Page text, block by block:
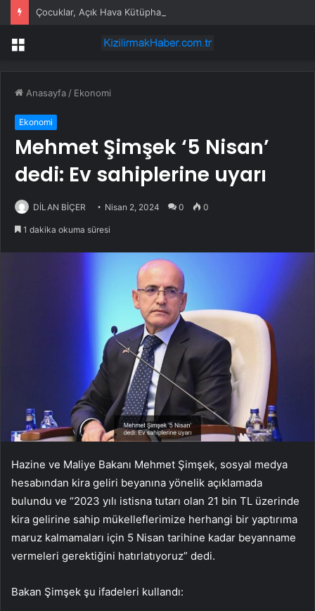
Menü
Anasayfa / Ekonomi
Ekonomi
Mehmet Şimşek ‘5 Nisan’
dedi: Ev sahiplerine uyarı
DİLAN BİÇER Nisan 2, 2024 0 0
1 dakika okuma süresi
Hazine ve Maliye Bakanı Mehmet Şimşek, sosyal medya
hesabından kira geliri beyanına yönelik açıklamada
bulundu ve “2023 yılı istisna tutarı olan 21 bin TL üzerinde
kira gelirine sahip mükelleflerimize herhangi bir yaptırıma
maruz kalmamaları için 5 Nisan tarihine kadar beyanname
vermeleri gerektiğini hatırlatıyoruz” dedi.
Bakan Şimşek şu ifadeleri kullandı: